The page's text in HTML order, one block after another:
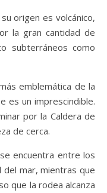
origen es volcánico,
la gran cantidad de
subterráneos como
emblemática de la
es un imprescindible.
por la Caldera de
de cerca.
encuentra entre los
mar, mientras que
que la rodea alcanza